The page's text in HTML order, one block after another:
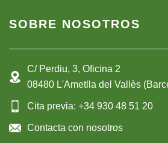
SOBRE NOSOTROS
C/ Perdiu, 3, Oficina 2
08480 L'Ametlla del Vallès
Cita previa: +34 930 48 51 20
Contacta con nosotros